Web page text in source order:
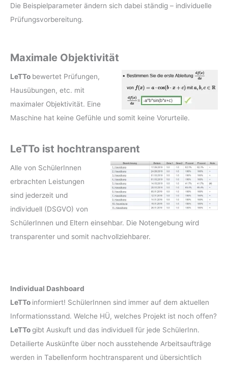
Die Beispielparameter ändern sich dabei ständig – individuelle
Prüfungsvorbereitung.
Maximale Objektivität
LeTTo bewertet Prüfungen,
Hausübungen, etc. mit
maximaler Objektivität. Eine
Maschine hat keine Gefühle und somit keine Vorurteile.
LeTTo ist hochtransparent
Alle von SchülerInnen
erbrachten Leistungen
sind jederzeit und
individuell (DSGVO) von
SchülerInnen und Eltern einsehbar. Die Notengebung wird
transparenter und somit nachvollziehbarer.
Individual Dashboard
LeTTo informiert! SchülerInnen sind immer auf dem aktuellen
Informationsstand. Welche HÜ, welches Projekt ist noch offen?
LeTTogibt Auskuft und das individuell für jede SchülerInn.
Detailierte Auskünfte über noch ausstehende Arbeitsaufträge
werden in Tabellenform hochtransparent und übersichtlich